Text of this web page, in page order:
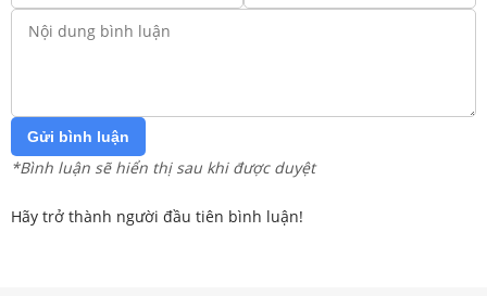
Gửi bình luận
*Bình luận sẽ hiển thị sau khi được duyệt
Hãy trở thành người đầu tiên bình luận!